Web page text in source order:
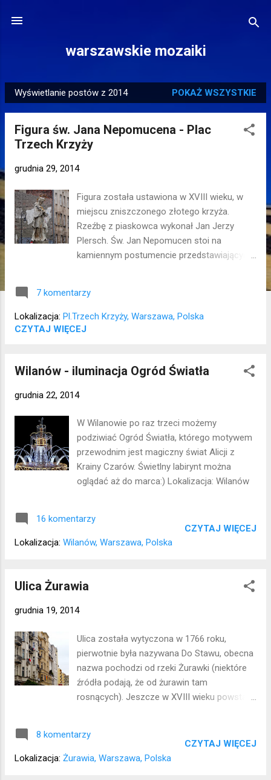
warszawskie mozaiki
P
o
Wyświetlanie postów z 2014 POKAŻ WSZYSTKIE
Figura św. Jana Nepomucena - Plac
Trzech Krzyży
grudnia 29, 2014
Figura została ustawiona w XVIII wieku, w
miejscu zniszczonego złotego krzyża.
Rzeźbę z piaskowca wykonał Jan Jerzy
Plersch. Św. Jan Nepomucen stoi na
kamiennym postumencie przedstawiającym
poddana renowacji. Lokalizacja:
Śródmieście
7 komentarzy
Lokalizacja: Pl.Trzech Krzyży, Warszawa, Polska
CZYTAJ WIĘCEJ
Wilanów - iluminacja Ogród Światła
grudnia 22, 2014
W Wilanowie po raz trzeci możemy
podziwiać Ogród Światła, którego motywem
przewodnim jest magiczny świat Alicji z
Krainy Czarów. Świetlny labirynt można
oglądać aż do marca:) Lokalizacja: Wilanów
16 komentarzy
Lokalizacja: Wilanów, Warszawa, Polska
CZYTAJ WIĘCEJ
Ulica Żurawia
grudnia 19, 2014
Ulica została wytyczona w 1766 roku,
pierwotnie była nazywana Do Stawu, obecna
nazwa pochodzi od rzeki Żurawki (niektóre
źródła podają, że od żurawin tam
rosnących). Jeszcze w XVIII wieku powstały
wieku. Niestety bardzo duża część
budynków została zniszczona podczas II
8 komentarzy
Lokalizacja: Żurawia, Warszawa, Polska
CZYTAJ WIĘCEJ